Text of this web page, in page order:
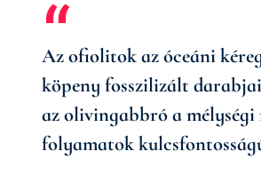
Az ofiolitok az óceáni
köpeny fosszilizált
az olivingabbró a mélységi
folyamatok